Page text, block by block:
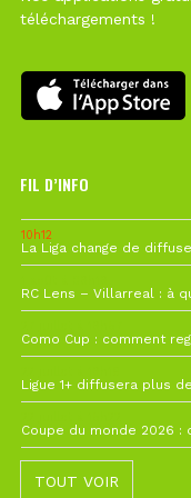
téléchargements !
FIL D’INFO
10h12
TOUT VOIR